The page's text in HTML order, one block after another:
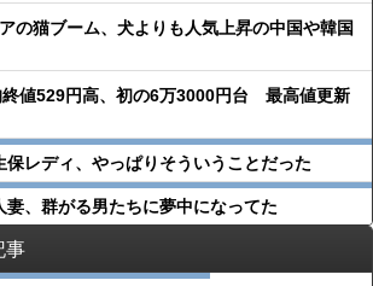
の猫ブーム、犬よりも人気上昇の中国や韓国
終値529円高、初の6万3000円台 最高値更新
保レディ、やっぱりそういうことだった
妻、群がる男たちに夢中になってた
事